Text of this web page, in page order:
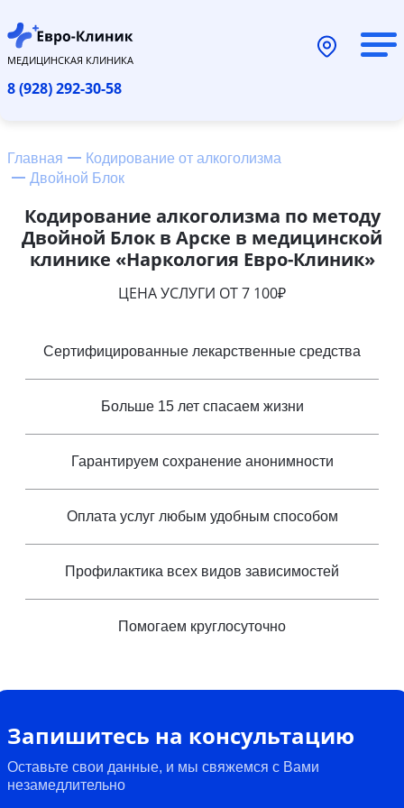
МЕДИЦИНСКАЯ КЛИНИКА
8 (928) 292-30-58
Главная
Кодирование от алкоголизма
Двойной Блок
Кодирование алкоголизма по методу
Двойной Блок в Арске в медицинской
клинике «Наркология Евро-Клиник»
ЦЕНА УСЛУГИ ОТ 7 100₽
Сертифицированные лекарственные средства
Больше 15 лет спасаем жизни
Гарантируем сохранение анонимности
Оплата услуг любым удобным способом
Профилактика всех видов зависимостей
Помогаем круглосуточно
Запишитесь на консультацию
Оставьте свои данные, и мы свяжемся с Вами
незамедлительно